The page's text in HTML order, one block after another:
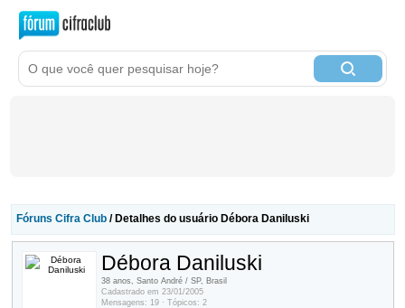
Fóruns Cifra Club/ Detalhes do usuário Débora Daniluski
Débora Daniluski
38 anos, Santo André / SP, Brasil
Cadastrado em 23/01/2005
Mensagens: 19 · Tópicos: 2